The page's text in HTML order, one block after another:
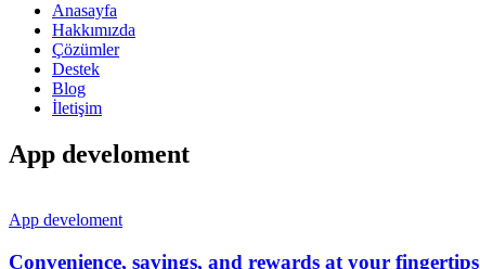
Anasayfa
Hakkımızda
Çözümler
Destek
Blog
İletişim
App develoment
App develoment
Convenience, savings, and rewards at your fingertips